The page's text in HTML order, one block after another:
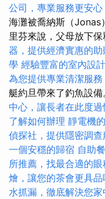
公司，專業服務更安心
海灘被喬納斯（Jonas
里芬來說，父母放下
器，提供經濟實惠的
學 經驗豐富的室內設
為您提供專業清潔服務
艇約旦帶來了釣魚設備
中心，讓長者在此度
了解如何辦理 靜電機
偵探社，提供隱密調查
一個安穩的歸宿 自助
所推薦，找最合適的眼
燴，讓您的茶會更具品
水抓漏，徹底解決您